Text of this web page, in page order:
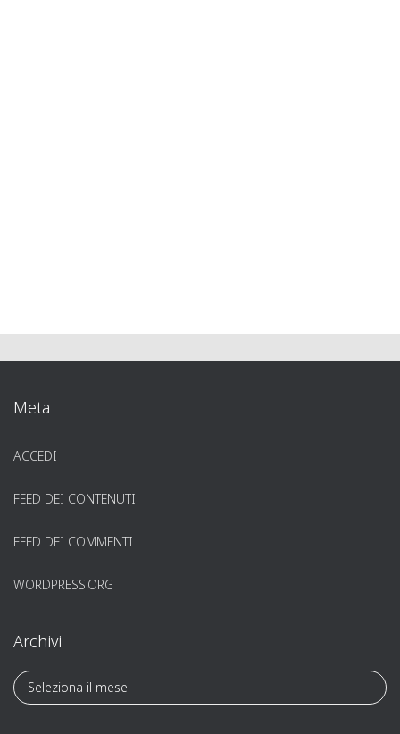
Meta
ACCEDI
FEED DEI CONTENUTI
FEED DEI COMMENTI
WORDPRESS.ORG
Archivi
A
r